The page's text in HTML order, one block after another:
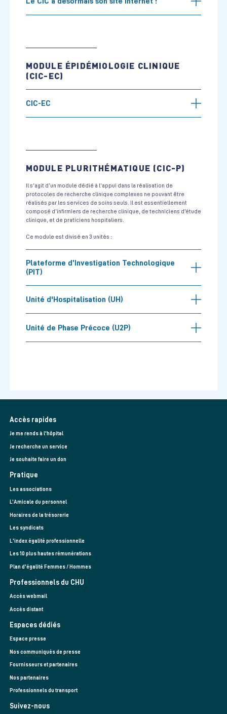
MODULE ÉPIDÉMIOLOGIE CLINIQUE
(CIC-EC)
CIC-EC
MODULE PLURITHÉMATIQUE (CIC-P)
Il s’agit d’un module dédié à l’appui dans la réalisation de
protocoles de recherche clinique complexes ne pouvant être
réalisés par les services de soins seuls. Il est essentiellement
composé d’infirmiers de recherche clinique, de techniciens d’étude
clinique, et de praticiens hospitaliers.
Ce module est divisé en 3 unités :
Plateforme d’Investigation Technologique
(PIT)
Unité d'Hospitalisation (UH)
Unité de Phase Précoce (U2P)
Accès rapides
Je me rends à l'hôpital
Je recherche un service
Je souhaite faire un don
Pratique
Les associations
L’Amicale du personnel
Horaires de la trésorerie
Les syndicats
L'index égalité professionnelle
Les 10 plus hautes rémunérations
Plan d'égalité Femmes / Hommes
Professionnels du CHU
Accès webmail
Accès distant
Espaces dédiés
Espace presse
Nos communiqués de presse
Fournisseurs et partenaires
Nos partenaires
Professionnels du transport
Suivez-nous